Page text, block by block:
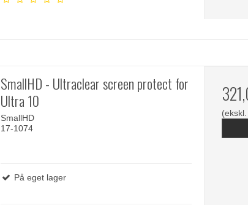
SmallHD - Ultraclear screen protect for
Ultra 10
SmallHD
17-1074
På eget lager